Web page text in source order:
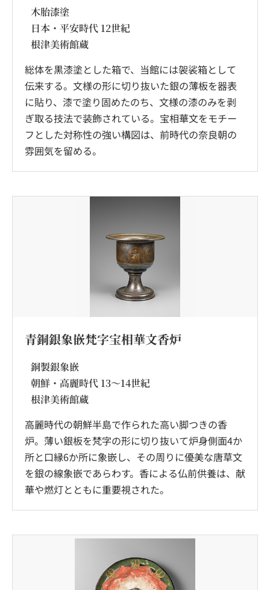
木胎漆塗
日本・平安時代 12世紀
根津美術館蔵
総体を黒漆塗とした箱で、当館には袈裟箱として
伝来する。文様の形に切り抜いた銀の薄板を器表
に貼り、漆で塗り固めたのち、文様の漆のみを剥
ぎ取る技法で装飾されている。宝相華文をモチー
フとした対称性の強い構図は、前時代の奈良朝の
雰囲気を留める。
青銅銀象嵌梵字宝相華文香炉
銅製銀象嵌
朝鮮・高麗時代 13～14世紀
根津美術館蔵
高麗時代の朝鮮半島で作られた高い脚つきの香
炉。薄い銀板を梵字の形に切り抜いて炉身側面4か
所と口縁6か所に象嵌し、その周りに優美な唐草文
を銀の線象嵌であらわす。香による仏前供養は、献
華や燃灯とともに重要視された。